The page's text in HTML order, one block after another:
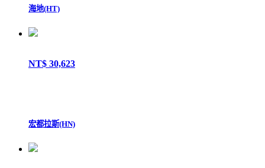
海地(HT)
NT$ 30,623
宏都拉斯(HN)